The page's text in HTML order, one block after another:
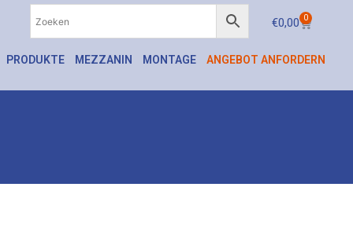
€0,00 0
PRODUKTE MEZZANIN MONTAGE ANGEBOT ANFORDERN